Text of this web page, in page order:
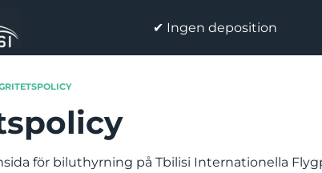
✔ Ingen deposition
för biluthyrning på Tbilisi Internationella